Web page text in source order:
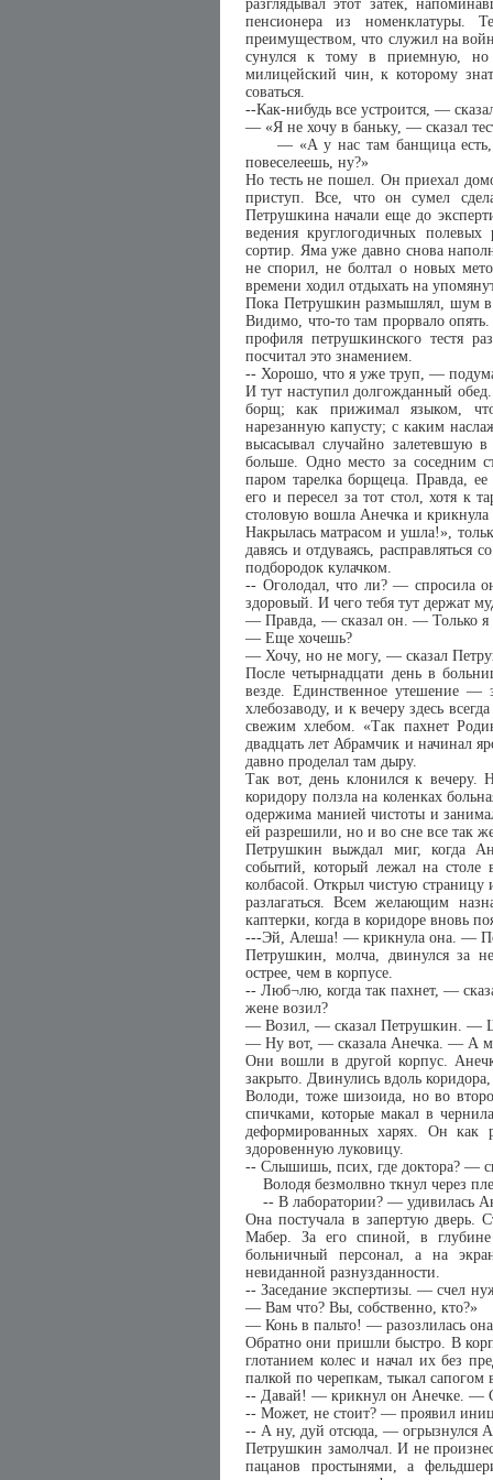
разглядывал этот затек,
пенсионера из номенклатуры.
преимуществом, что служил на
сунулся к тому в приемную,
милицейский чин, к которому
соваться.
--Как-нибудь все устроится, —
— «Я не хочу в баньку, — сказал
— «А у нас там банщица есть, —
повеселеешь, ну?»
Но тесть не пошел. Он приехал
приступ. Все, что он сумел
Петрушкина начали еще до
ведения круглогодичных
сортир. Яма уже давно снова
не спорил, не болтал о новых
времени ходил отдыхать на
Пока Петрушкин размышлял, шум в
Видимо, что-то там прорвало
профиля петрушкинского тестя
посчитал это знамением.
-- Хорошо, что я уже труп, —
И тут наступил долгожданный
борщ; как прижимал языком,
нарезанную капусту; с каким
высасывал случайно залетевшую
больше. Одно место за соседним
паром тарелка борщеца. Правда,
его и пересел за тот стол, хотя к
столовую вошла Анечка и
Накрылась матрасом и ушла!»,
давясь и отдуваясь,
подбородок кулачком.
-- Оголодал, что ли? — спросила
здоровый. И чего тебя тут держат
— Правда, — сказал он. — Только
— Еще хочешь?
— Хочу, но не могу, — сказал
После четырнадцати день в
везде. Единственное утешение —
хлебозаводу, и к вечеру здесь
свежим хлебом. «Так пахнет
двадцать лет Абрамчик и начинал
давно проделал там дыру.
Так вот, день клонился к вечеру.
коридору ползла на коленках
одержима манией чистоты и
ей разрешили, но и во сне все так
Петрушкин выждал миг, когда
событий, который лежал на
колбасой. Открыл чистую страницу
разлагаться. Всем желающим
каптерки, когда в коридоре вновь
---Эй, Алеша! — крикнула она. —
Петрушкин, молча, двинулся за
острее, чем в корпусе.
-- Люб¬лю, когда так пахнет, —
жене возил?
— Возил, — сказал Петрушкин. —
— Ну вот, — сказала Анечка. — А
Они вошли в другой корпус.
закрыто. Двинулись вдоль
Володи, тоже шизоида, но во
спичками, которые макал в
деформированных харях. Он как
здоровенную луковицу.
-- Слышишь, псих, где доктора? —
Володя безмолвно ткнул через
-- В лаборатории? — удивилась
Она постучала в запертую дверь.
Мабер. За его спиной, в глубине
больничный персонал, а на
невиданной разнузданности.
-- Заседание экспертизы. — счел
— Вам что? Вы, собственно, кто?»
— Конь в пальто! — разозлилась
Обратно они пришли быстро. В
глотанием колес и начал их без
палкой по черепкам, тыкал
-- Давай! — крикнул он Анечке. —
-- Может, не стоит? — проявил
-- А ну, дуй отсюда, — огрызнулся
Петрушкин замолчал. И не
пацанов простынями, а